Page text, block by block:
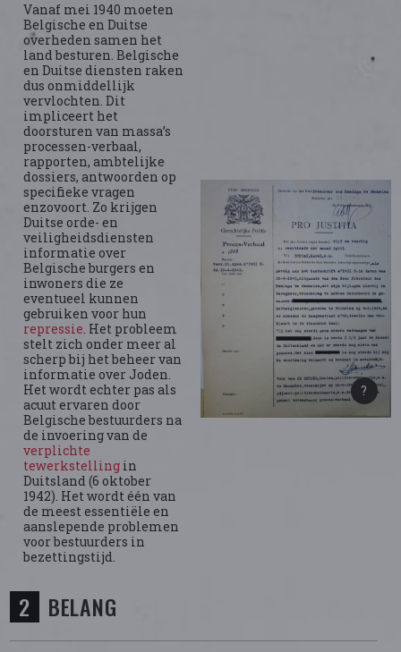
Vanaf mei 1940 moeten
Belgische en Duitse
overheden samen het
land besturen. Belgische
en Duitse diensten raken
dus onmiddellijk
vervlochten. Dit
impliceert het
doorsturen van massa’s
processen-verbaal,
rapporten, ambtelijke
dossiers, antwoorden op
specifieke vragen
enzovoort. Zo krijgen
Duitse orde- en
veiligheidsdiensten
informatie over
Belgische burgers en
inwoners die ze
eventueel kunnen
gebruiken voor hun
repressie. Het probleem
stelt zich onder meer al
scherp bij het beheer van
informatie over Joden.
Het wordt echter pas als
acuut ervaren door
Belgische bestuurders na
de invoering van de
verplichte
tewerkstelling in
Duitsland (6 oktober
1942). Het wordt één van
de meest essentiële en
aanslepende problemen
voor bestuurders in
bezettingstijd.
BELANG